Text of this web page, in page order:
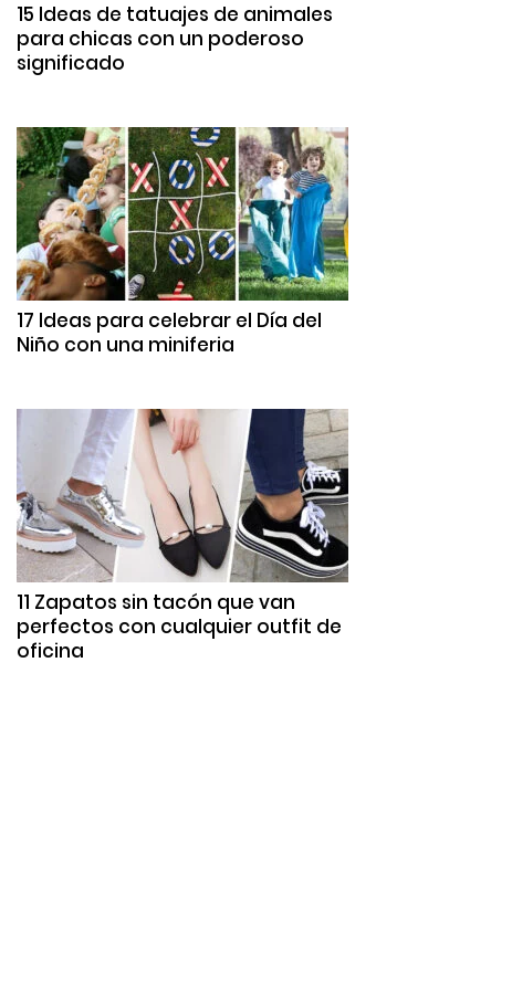
15 Ideas de tatuajes de animales
para chicas con un poderoso
significado
17 Ideas para celebrar el Día del
Niño con una miniferia
11 Zapatos sin tacón que van
perfectos con cualquier outfit de
oficina